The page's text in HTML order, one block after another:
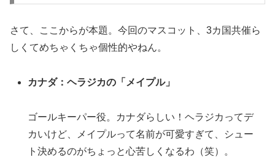
さて、ここからが本題。今回のマスコット、3カ国共催ら
しくてめちゃくちゃ個性的やねん。
カナダ：ヘラジカの「メイプル」
ゴールキーパー役。カナダらしい！ヘラジカってデ
カいけど、メイプルって名前が可愛すぎて、シュー
ト決めるのがちょっと心苦しくなるわ（笑）。